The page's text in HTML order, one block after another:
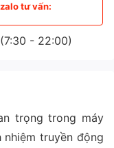
tư vấn:
- 22:00)
trọng trong máy
nhiệm truyền động